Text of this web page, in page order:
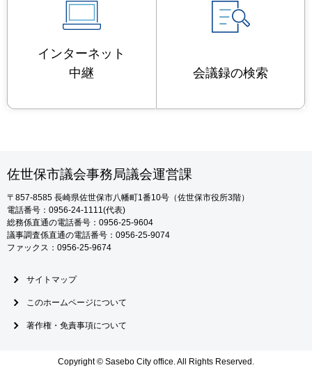
インターネット
中継
会議録の検索
佐世保市議会事務局議会運営課
〒857-8585 長崎県佐世保市八幡町1番10号（佐世保市役所3階）
電話番号：0956-24-1111(代表)
総務係直通の電話番号：0956-25-9604
議事調査係直通の電話番号：0956-25-9074
ファックス：0956-25-9674
サイトマップ
このホームページについて
著作権・免責事項について
Copyright © Sasebo City office. All Rights Reserved.